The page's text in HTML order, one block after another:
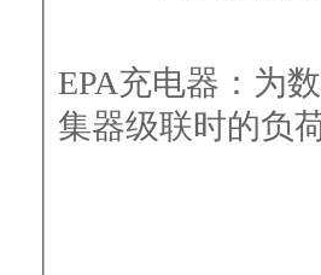
EPA充电器 ：为
集器级联时的负